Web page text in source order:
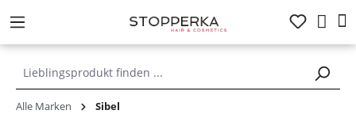
springen
Alle Marken Sibel